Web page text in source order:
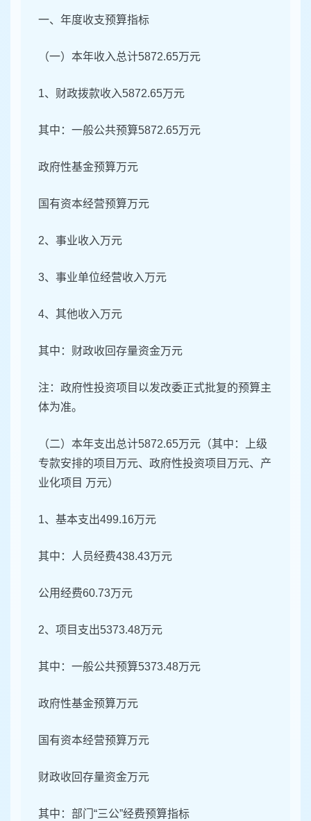
一、年度收支预算指标
（一）本年收入总计5872.65万元
1、财政拨款收入5872.65万元
其中：一般公共预算5872.65万元
政府性基金预算万元
国有资本经营预算万元
2、事业收入万元
3、事业单位经营收入万元
4、其他收入万元
其中：财政收回存量资金万元
注：政府性投资项目以发改委正式批复的预算主
体为准。
（二）本年支出总计5872.65万元（其中：上级
专款安排的项目万元、政府性投资项目万元、产
业化项目 万元）
1、基本支出499.16万元
其中：人员经费438.43万元
公用经费60.73万元
2、项目支出5373.48万元
其中：一般公共预算5373.48万元
政府性基金预算万元
国有资本经营预算万元
财政收回存量资金万元
其中：部门“三公”经费预算指标